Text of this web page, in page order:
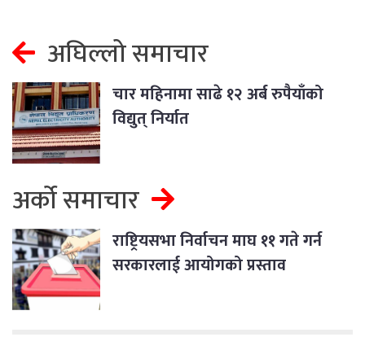
अघिल्लो समाचार
चार महिनामा साढे १२ अर्ब रुपैयाँको
विद्युत् निर्यात
अर्को समाचार
राष्ट्रियसभा निर्वाचन माघ ११ गते गर्न
सरकारलाई आयोगको प्रस्ताव